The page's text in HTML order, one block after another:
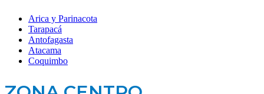
Arica y Parinacota
Tarapacá
Antofagasta
Atacama
Coquimbo